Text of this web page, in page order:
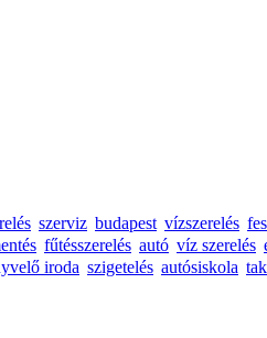
szerviz budapest vízszerelés
fűtésszerelés autó víz szerelés
iroda szigetelés autósiskola